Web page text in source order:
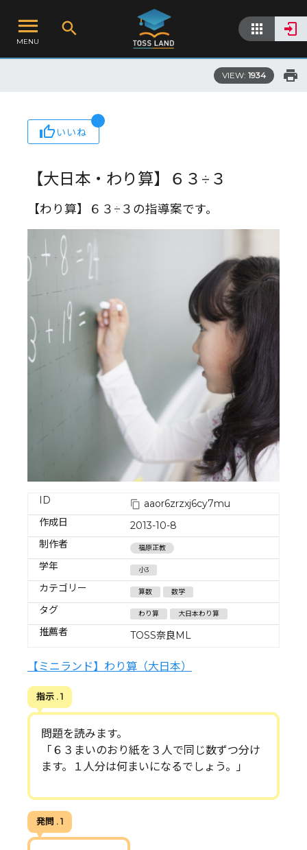
MENU
VIEW: 1934
いいね
【大日本・わり算】６３÷３
【わり算】６３÷３の指導案です。
ID
aaor6zrzxj6cy7mu
作成日
2013-10-8
制作者
福原正教
学年 小3
カテゴリー 算数 数学
タグ わり算 大日本わり算
推薦者 TOSS奈良ML
【ミニランド】わり算（大日本）
指示 . 1
問題を読みます。
「６３まいのおり紙を３人で同じ数ずつ分け
ます。１人分は何まいになるでしょう。」
発問 . 1